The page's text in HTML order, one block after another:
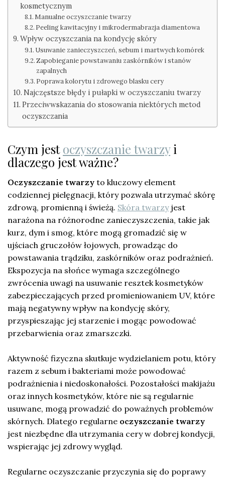
kosmetycznym
Manualne oczyszczanie twarzy
Peeling kawitacyjny i mikrodermabrazja diamentowa
Wpływ oczyszczania na kondycję skóry
Usuwanie zanieczyszczeń, sebum i martwych komórek
Zapobieganie powstawaniu zaskórników i stanów
zapalnych
Poprawa kolorytu i zdrowego blasku cery
Najczęstsze błędy i pułapki w oczyszczaniu twarzy
Przeciwwskazania do stosowania niektórych metod
oczyszczania
Czym jestoczyszczanie twarzyi
dlaczego jest ważne?
Oczyszczanie twarzy to kluczowy element
codziennej pielęgnacji, który pozwala utrzymać skórę
zdrową, promienną i świeżą. Skóra twarzyjest
narażona na różnorodne zanieczyszczenia, takie jak
kurz, dym i smog, które mogą gromadzić się w
ujściach gruczołów łojowych, prowadząc do
powstawania trądziku, zaskórników oraz podrażnień.
Ekspozycja na słońce wymaga szczególnego
zwrócenia uwagi na usuwanie resztek kosmetyków
zabezpieczających przed promieniowaniem UV, które
mają negatywny wpływ na kondycję skóry,
przyspieszając jej starzenie i mogąc powodować
przebarwienia oraz zmarszczki.
Aktywność fizyczna skutkuje wydzielaniem potu, który
razem z sebum i bakteriami może powodować
podrażnienia i niedoskonałości. Pozostałości makijażu
oraz innych kosmetyków, które nie są regularnie
usuwane, mogą prowadzić do poważnych problemów
skórnych. Dlatego regularne oczyszczanie twarzy
jest niezbędne dla utrzymania cery w dobrej kondycji,
wspierając jej zdrowy wygląd.
Regularne oczyszczanie przyczynia się do poprawy